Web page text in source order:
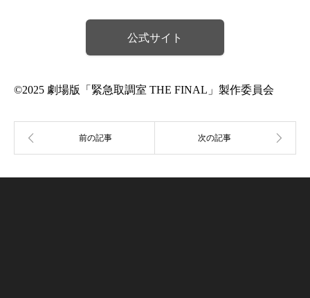
公式サイト
©2025 劇場版「緊急取調室 THE FINAL」製作委員会